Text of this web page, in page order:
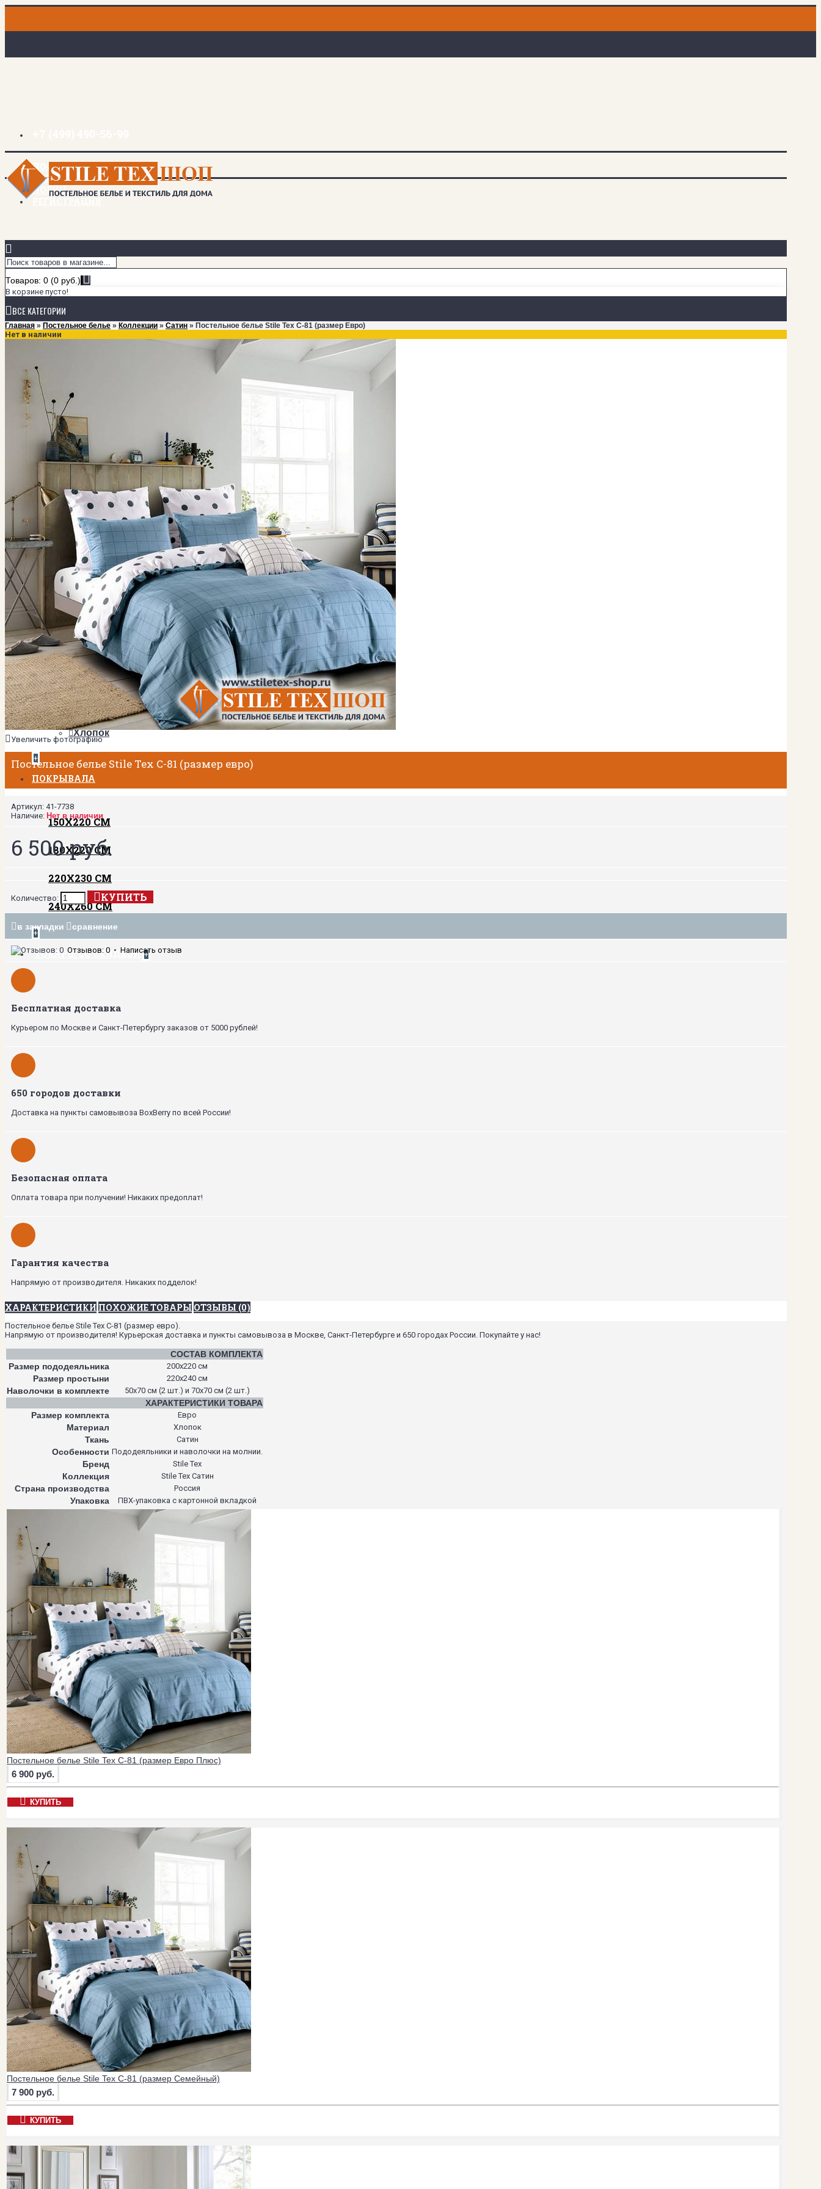
ДОСТАВКА И ОПЛАТА
ЗАКЛАДКИ (0)
ЛОГИН
Товаров: 0 (0 руб.)
В корзине пусто!
ВСЕ КАТЕГОРИИ
ПОСТЕЛЬНОЕ БЕЛЬЕ
КОЛЛЕКЦИИ
Мако-сатин класса Люкс
Мако-сатин однотонный
Сатин
Тенсел
РАЗМЕРЫ
1,5-спальный
2-спальный
Евро
Евро Плюс
Семейный
ТКАНИ
Мако-сатин
Сатин
МАТЕРИАЛЫ
Тенсел
Хлопок
+
ПОКРЫВАЛА
150Х220 СМ
180Х220 СМ
220Х230 СМ
240Х260 СМ
+
ТОВАРЫ СО СКИДКОЙ +
Главная » Постельное белье » Коллекции » Сатин » Постельное белье Stile Tex C-81 (размер Евро)
Нет в наличии
Увеличить фотографию
Постельное белье Stile Tex C-81 (размер евро)
Артикул: 41-7738
Наличие: Нет в наличии
6 500 руб.
Количество: КУПИТЬ
в закладки сравнение
Отзывов: 0 • Написать отзыв
Бесплатная доставка
Курьером по Москве и Санкт-Петербургу заказов от 5000 рублей!
650 городов доставки
Доставка на пункты самовывоза BoxBerry по всей России!
Безопасная оплата
Оплата товара при получении! Никаких предоплат!
Гарантия качества
Напрямую от производителя. Никаких подделок!
ХАРАКТЕРИСТИКИ ПОХОЖИЕ ТОВАРЫ ОТЗЫВЫ (0)
Постельное белье Stile Tex C-81 (размер евро).
Напрямую от производителя! Курьерская доставка и пункты самовывоза в Москве, Санкт-Петербурге и 650 городах России. Покупайте у нас!
СОСТАВ КОМПЛЕКТА
Размер пододеяльника
200х220 см
Размер простыни 220х240 см
Наволочки в комплекте 50х70 см (2 шт.) и 70х70 см (2 шт.)
ХАРАКТЕРИСТИКИ ТОВАРА
Размер комплекта
Евро
Материал Хлопок
Ткань Сатин
Особенности Пододеяльники и наволочки на молнии.
Бренд Stile Tex
Коллекция Stile Tex Сатин
Страна производства Россия
Упаковка ПВХ-упаковка с картонной вкладкой
Постельное белье Stile Tex C-81 (размер Евро Плюс)
6 900 руб.
КУПИТЬ
Постельное белье Stile Tex C-81 (размер Семейный)
7 900 руб.
КУПИТЬ